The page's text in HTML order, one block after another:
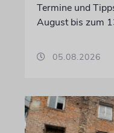
Termine und
August bis zum
05.08.2026